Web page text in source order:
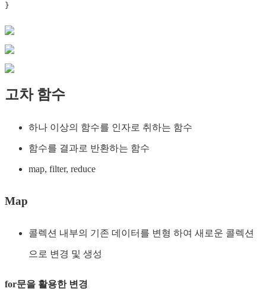
}
고차 함수
하나 이상의 함수를 인자로 취하는 함수
함수를 결과로 반환하는 함수
map, filter, reduce
Map
콜렉션 내부의 기존 데이터를 변형 하여 새로운 콜렉션
으로 변경 및 생성
for문을 활용한 변경